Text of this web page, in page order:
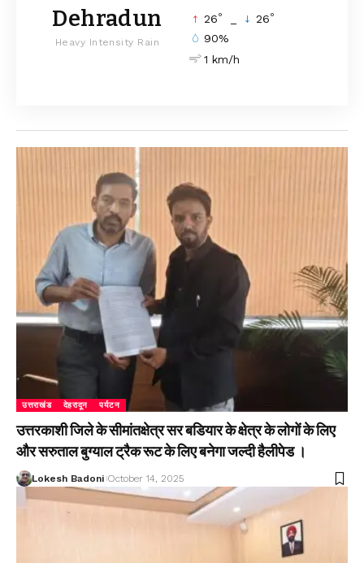
Dehradun
Heavy Intensity Rain
26° 26°
90%
1 km/h
उत्तराखंड देहरादून पर्यटन
उत्तरकाशी जिले के सीमांतक्षेत्र सर बडियार के क्षेत्र के लोगों के लिए
और सरुताल बुग्याल ट्रैक रूट के लिए बनेगा जल्दी हैलीपेड ।
Lokesh Badoni October 14, 2025